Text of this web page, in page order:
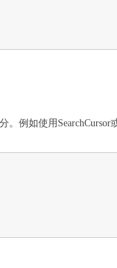
例如使用